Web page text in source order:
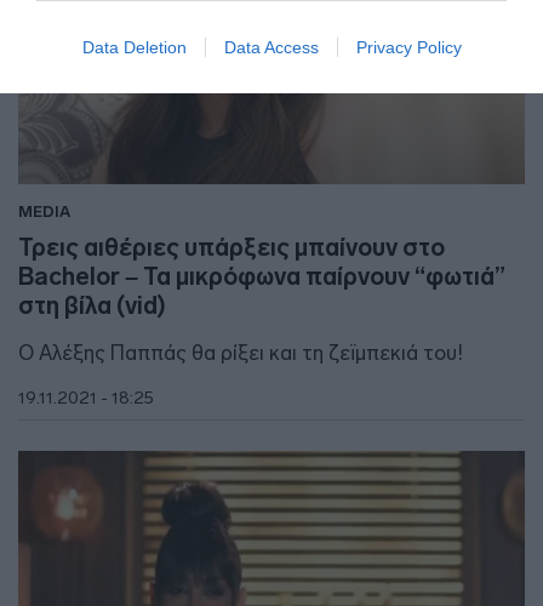
Data Deletion Data Access Privacy Policy
MEDIA
Τρεις αιθέριες υπάρξεις μπαίνουν στο
Bachelor – Τα μικρόφωνα παίρνουν “φωτιά”
στη βίλα (vid)
Ο Αλέξης Παππάς θα ρίξει και τη ζεϊμπεκιά του!
19.11.2021 - 18:25